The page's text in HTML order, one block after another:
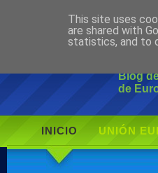
Blog
de
INICIO UNIÓN
This site uses
are shared with
statistics, and to